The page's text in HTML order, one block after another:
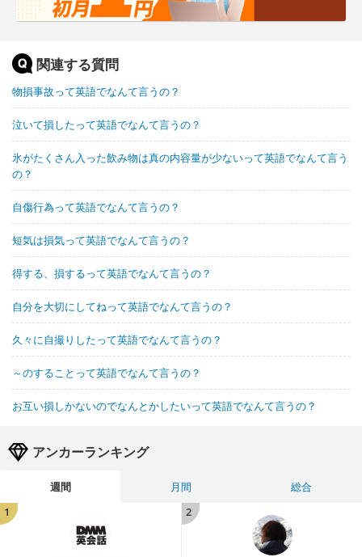
関連する質問
物損事故って英語でなんて言うの？
泣いて損したって英語でなんて言うの？
氷がたくさん入った飲み物は真の内容量が少ないって英語でなんて言う
の？
自傷行為って英語でなんて言うの？
短気は損気って英語でなんて言うの？
得する、損するって英語でなんて言うの？
自分を大切にしてねって英語でなんて言うの？
久々に自撮りしたって英語でなんて言うの？
～のすることって英語でなんて言うの？
お互い損しかないのでなんとかしたいって英語でなんて言うの？
アンカーランキング
週間 月間
総合
1
2